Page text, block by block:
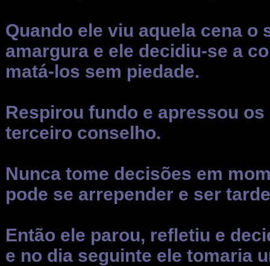
Quando ele viu aquela cena o
amargura e ele decidiu-se a
matá-los sem piedade.
Respirou fundo e apressou
terceiro conselho.
Nunca tome decisões em
pode se arrepender e ser
Então ele parou, refletiu e
e no dia seguinte ele tomaria